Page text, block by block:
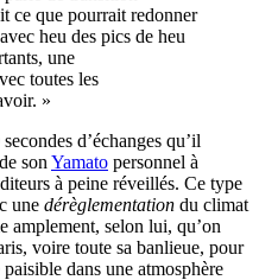
ce que pourrait redonner
heu des pics de heu
une
toutes les
»
d’échanges qu’il
son Yamato personnel à
à peine réveillés. Ce type
une dérèglementation du climat
amplement, selon lui, qu’on
voire toute sa banlieue, pour
dans une atmosphère